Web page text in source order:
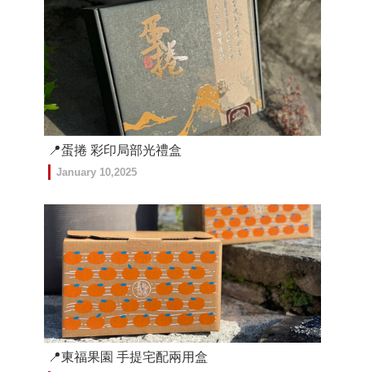
📍蛋捲 彩印局部光禮盒
January 10,2025
📍東福果園 手提宅配兩用盒